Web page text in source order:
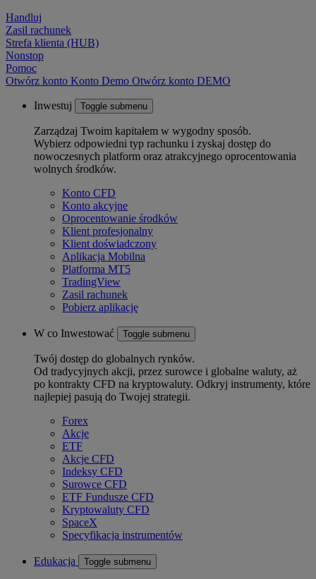
Handluj
Zasil rachunek
Strefa klienta (HUB)
Nonstop
Pomoc
Otwórz konto Konto Demo Otwórz konto DEMO
Inwestuj Toggle submenu
Zarządzaj Twoim kapitałem w wygodny sposób.
Wybierz odpowiedni typ rachunku i zyskaj dostęp do
nowoczesnych platform oraz atrakcyjnego oprocentowania
wolnych środków.
Konto CFD
Konto akcyjne
Oprocentowanie środków
Klient profesjonalny
Klient doświadczony
Aplikacja Mobilna
Platforma MT5
TradingView
Zasil rachunek
Pobierz aplikację
W co Inwestować Toggle submenu
Twój dostęp do globalnych rynków.
Od tradycyjnych akcji, przez surowce i globalne waluty, aż
po kontrakty CFD na kryptowaluty. Odkryj instrumenty, które
najlepiej pasują do Twojej strategii.
Forex
Akcje
ETF
Akcje CFD
Indeksy CFD
Surowce CFD
ETF Fundusze CFD
Kryptowaluty CFD
SpaceX
Specyfikacja instrumentów
Edukacja Toggle submenu